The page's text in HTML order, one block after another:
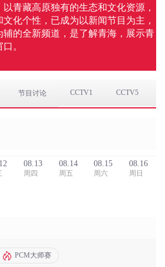
青藏高原独有的生态和文化资源，
化个性，已成为以新闻节目为主，
辅的全新频道，是了解青海，展示青
。
节目讨论 CCTV1 CCTV5
08.13
周四
08.14
周五
08.15
周六
08.16
周日
PCM大师赛